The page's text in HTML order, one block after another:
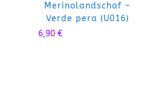
Merinolandschaf –
Verde pera (U016)
6,90 €